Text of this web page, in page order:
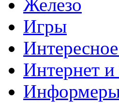
Железо
Игры
Интернет и